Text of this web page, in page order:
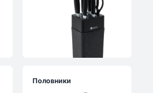
Половники